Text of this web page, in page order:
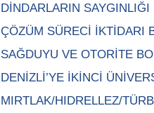
DİNDARLARIN
ÇÖZÜM SÜRECİ İKTİDARI
SAĞDUYU VE OTORİTE
DENİZLİ’YE İKİNCİ
MIRTLAK/HIDRELLEZ/